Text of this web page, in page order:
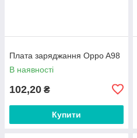
Плата заряджання Oppo A98
В наявності
102,20 ₴
Купити